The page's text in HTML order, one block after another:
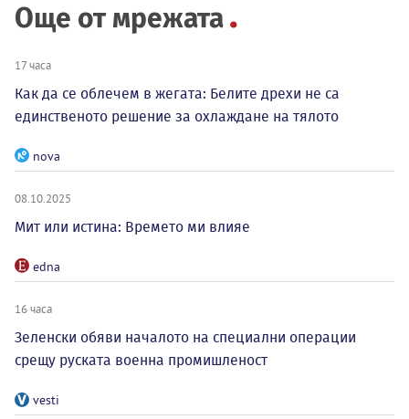
Още от мрежата
17 часа
Как да се облечем в жегата: Белите дрехи не са
единственото решение за охлаждане на тялото
nova
08.10.2025
Мит или истина: Времето ми влияе
edna
16 часа
Зеленски обяви началото на специални операции
срещу руската военна промишленост
vesti